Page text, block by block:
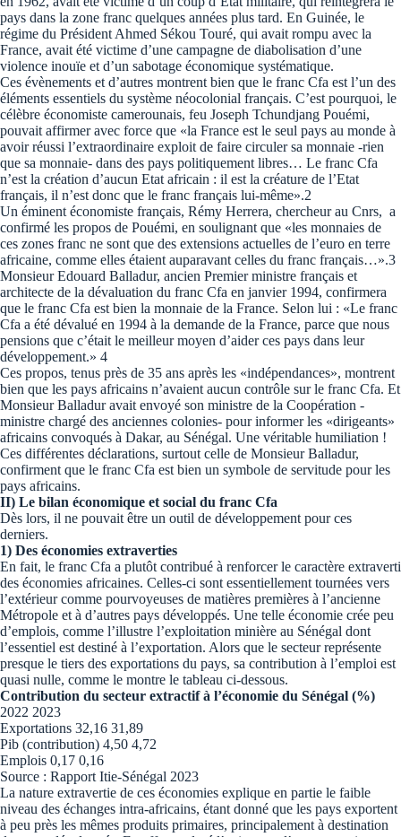
pays dans la zone franc quelques années plus tard. En Guinée, le
régime du Président Ahmed Sékou Touré, qui avait rompu avec la
France, avait été victime d’une campagne de diabolisation d’une
violence inouïe et d’un sabotage économique systématique.
Ces évènements et d’autres montrent bien que le franc Cfa est l’un des
éléments essentiels du système néocolonial français. C’est pourquoi, le
célèbre économiste camerounais, feu Joseph Tchundjang Pouémi,
pouvait affirmer avec force que «la France est le seul pays au monde à
avoir réussi l’extraordinaire exploit de faire circuler sa monnaie -rien
que sa monnaie- dans des pays politiquement libres… Le franc Cfa
n’est la création d’aucun Etat africain : il est la créature de l’Etat
français, il n’est donc que le franc français lui-même».2
Un éminent économiste français, Rémy Herrera, chercheur au Cnrs, a
confirmé les propos de Pouémi, en soulignant que «les monnaies de
ces zones franc ne sont que des extensions actuelles de l’euro en terre
africaine, comme elles étaient auparavant celles du franc français…».3
Monsieur Edouard Balladur, ancien Premier ministre français et
architecte de la dévaluation du franc Cfa en janvier 1994, confirmera
que le franc Cfa est bien la monnaie de la France. Selon lui : «Le franc
Cfa a été dévalué en 1994 à la demande de la France, parce que nous
pensions que c’était le meilleur moyen d’aider ces pays dans leur
développement.» 4
Ces propos, tenus près de 35 ans après les «indépendances», montrent
bien que les pays africains n’avaient aucun contrôle sur le franc Cfa. Et
Monsieur Balladur avait envoyé son ministre de la Coopération -
ministre chargé des anciennes colonies- pour informer les «dirigeants»
africains convoqués à Dakar, au Sénégal. Une véritable humiliation !
Ces différentes déclarations, surtout celle de Monsieur Balladur,
confirment que le franc Cfa est bien un symbole de servitude pour les
pays africains.
II) Le bilan économique et social du franc Cfa
Dès lors, il ne pouvait être un outil de développement pour ces
derniers.
1) Des économies extraverties
En fait, le franc Cfa a plutôt contribué à renforcer le caractère extraverti
des économies africaines. Celles-ci sont essentiellement tournées vers
l’extérieur comme pourvoyeuses de matières premières à l’ancienne
Métropole et à d’autres pays développés. Une telle économie crée peu
d’emplois, comme l’illustre l’exploitation minière au Sénégal dont
l’essentiel est destiné à l’exportation. Alors que le secteur représente
presque le tiers des exportations du pays, sa contribution à l’emploi est
quasi nulle, comme le montre le tableau ci-dessous.
Contribution du secteur extractif à l’économie du Sénégal (%)
2022 2023
Exportations 32,16 31,89
Pib (contribution) 4,50 4,72
Emplois 0,17 0,16
Source : Rapport Itie-Sénégal 2023
La nature extravertie de ces économies explique en partie le faible
niveau des échanges intra-africains, étant donné que les pays exportent
à peu près les mêmes produits primaires, principalement à destination